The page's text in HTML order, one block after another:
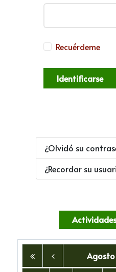
Recuérdeme
Identificarse
¿Olvidó su
¿Recordar su
Agosto